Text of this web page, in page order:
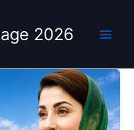
2026